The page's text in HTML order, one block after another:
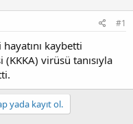
#1
kaybetti
(KKKA) virüsü tanısıyla
yada kayıt ol.